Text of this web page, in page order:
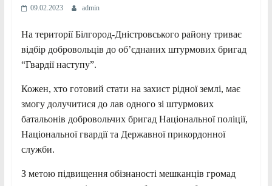
09.02.2023 admin
На території Білгород-Дністровського району триває
відбір добровольців до об’єднаних штурмових бригад
“Гвардії наступу”.
Кожен, хто готовий стати на захист рідної землі, має
змогу долучитися до лав одного зі штурмових
батальонів добровольчих бригад Національної поліції,
Національної гвардії та Державної прикордонної
служби.
З метою підвищення обізнаності мешканців громад